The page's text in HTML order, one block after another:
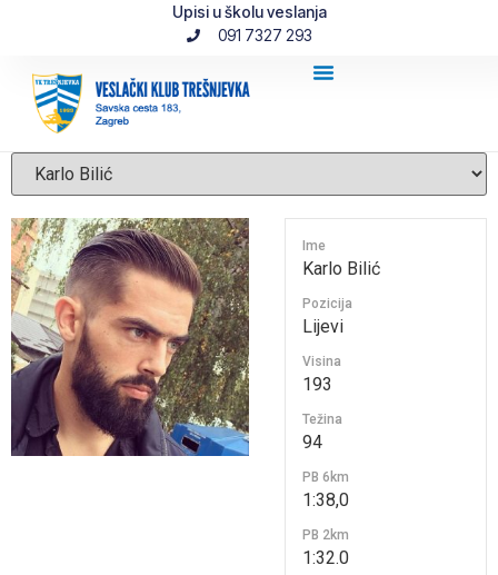
Upisi u školu veslanja
091 7327 293
Ime
Karlo Bilić
Pozicija
Lijevi
Visina
193
Težina
94
PB 6km
1:38,0
PB 2km
1:32.0